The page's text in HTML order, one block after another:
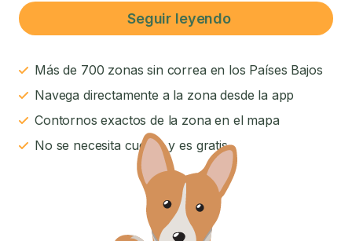
Seguir leyendo
Más de 700 zonas sin correa en los Países Bajos
Navega directamente a la zona desde la app
Contornos exactos de la zona en el mapa
No se necesita cuenta y es gratis